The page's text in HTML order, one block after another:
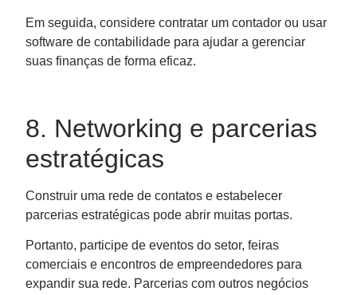
Em seguida, considere contratar um contador ou usar
software de contabilidade para ajudar a gerenciar
suas finanças de forma eficaz.
8. Networking e parcerias
estratégicas
Construir uma rede de contatos e estabelecer
parcerias estratégicas pode abrir muitas portas.
Portanto, participe de eventos do setor, feiras
comerciais e encontros de empreendedores para
expandir sua rede. Parcerias com outros negócios